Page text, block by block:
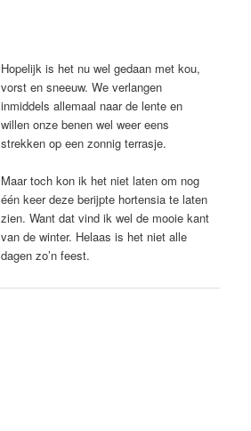
Hopelijk is het nu wel gedaan met kou,
vorst en sneeuw. We verlangen
inmiddels allemaal naar de lente en
willen onze benen wel weer eens
strekken op een zonnig terrasje.
Maar toch kon ik het niet laten om nog
één keer deze berijpte hortensia te laten
zien. Want dat vind ik wel de mooie kant
van de winter. Helaas is het niet alle
dagen zo’n feest.